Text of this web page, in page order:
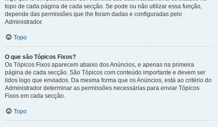
topo de cada página de cada secção. Se pode ou não utilizar essa função,
depende das permissões que lhe foram dadas e configuradas pelo
Administrador.
Topo
O que são Tópicos Fixos?
Os Tópicos Fixos aparecem abaixo dos Anúncios, e apenas na primeira
página de cada secção. São Tópicos com conteúdo importante e devem ser
lidos logo que enviados. Da mesma forma que os Anúncios, está ao critério do
Administrador determinar as permissões necessárias para enviar Tópicos
Fixos em cada secção.
Topo